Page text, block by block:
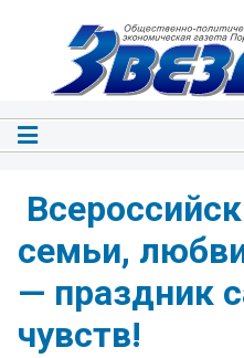
семьи,
— праздник
чувств! ️